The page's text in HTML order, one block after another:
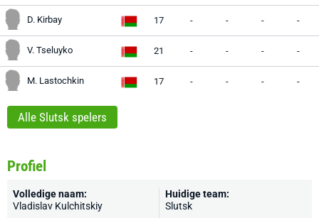
D. Kirbay 17 - - - -
V. Tseluyko 21 - - - -
M. Lastochkin 17 - - - -
Alle Slutsk spelers
Profiel
Volledige naam:
Vladislav Kulchitskiy
Huidige team:
Slutsk